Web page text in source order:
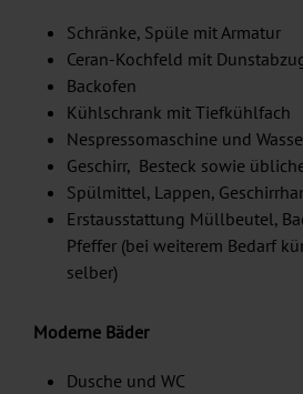
Schränke, Spüle mit Armatur
Ceran-Kochfeld mit
Backofen
Kühlschrank mit Tiefkühlfach
Nespressomaschine und
Geschirr, Besteck sowie
Spülmittel, Lappen,
Erstausstattung Müllbeutel,
Pfeffer (bei weiterem Bedarf
selber)
Moderne Bäder
Dusche und WC